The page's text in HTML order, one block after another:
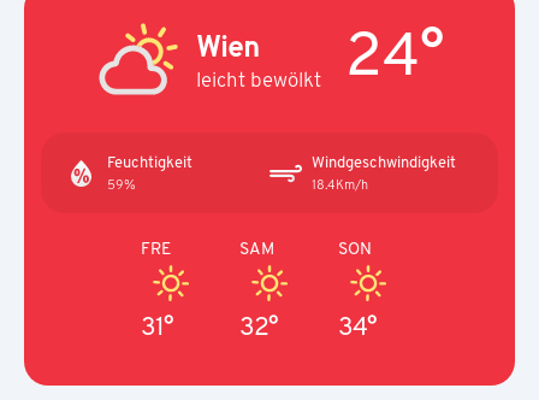
Wien
leicht bewölkt 24°
Feuchtigkeit
59%
Windgeschwindigkeit
18.4Km/h
FRE
31°
SAM
32°
SON
34°